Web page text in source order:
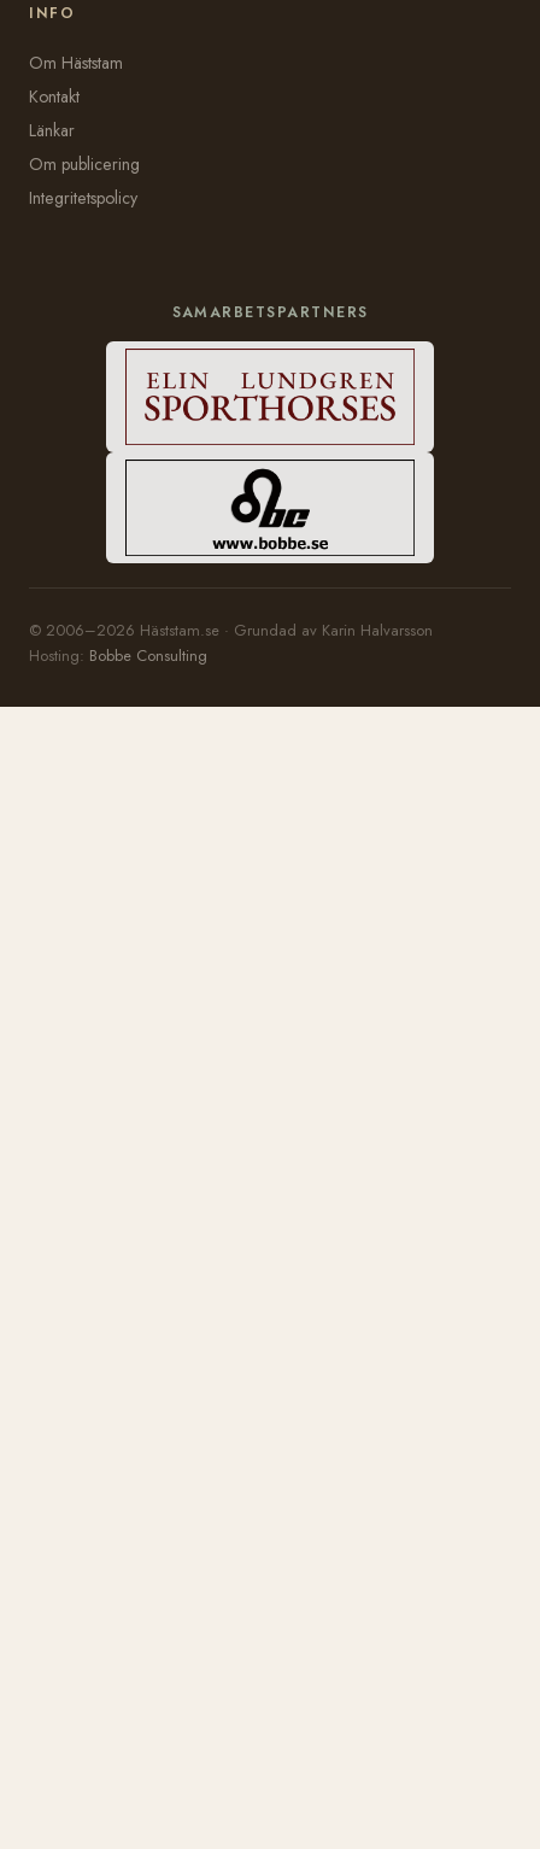
INFO
Om Häststam
Kontakt
Länkar
Om publicering
Integritetspolicy
SAMARBETSPARTNERS
© 2006–2026 Häststam.se · Grundad av Karin Halvarsson
Hosting: Bobbe Consulting